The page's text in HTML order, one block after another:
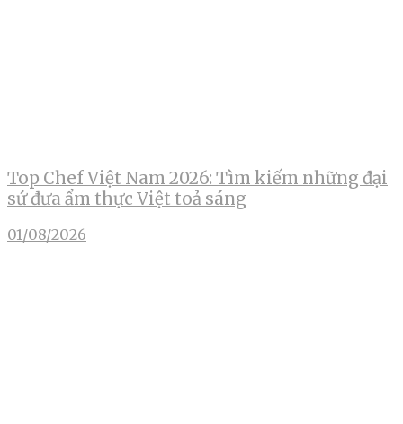
Top Chef Việt Nam 2026: Tìm kiếm những đại
sứ đưa ẩm thực Việt toả sáng
01/08/2026